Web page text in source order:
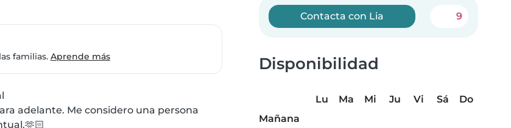
familias. Aprende más
adelante. Me considero una persona
Contacta con Lia 9
Disponibilidad
Lu Ma Mi Ju Vi Sá
Do
Mañana